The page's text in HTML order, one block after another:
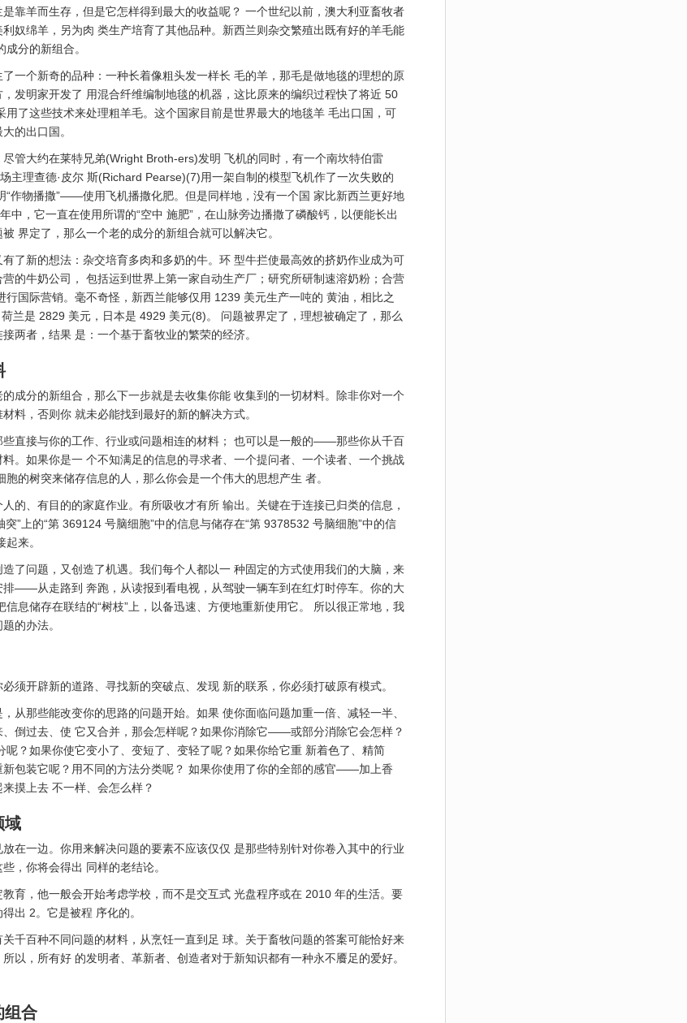
靠羊而生存，但是它怎样得到最大的收益呢？ 一个世纪以前，澳大利亚畜牧者
奴绵羊，另为肉 类生产培育了其他品种。新西兰则杂交繁殖出既有好的羊毛能
分的新组合。
一个新奇的品种：一种长着像粗头发一样长 毛的羊，那毛是做地毯的理想的原
发明家开发了 用混合纤维编制地毯的机器，这比原来的编织过程快了将近 50
用了这些技术来处理粗羊毛。这个国家目前是世界最大的地毯羊 毛出口国，可
的出口国。
管大约在莱特兄弟(Wright Broth-ers)发明 飞机的同时，有一个南坎特伯雷
主理查德·皮尔 斯(Richard Pearse)(7)用一架自制的模型飞机作了一次失败的
“作物播撒”——使用飞机播撒化肥。但是同样地，没有一个国 家比新西兰更好地
中，它一直在使用所谓的“空中 施肥”，在山脉旁边播撒了磷酸钙，以便能长出
界定了，那么一个老的成分的新组合就可以解决它。
了新的想法：杂交培育多肉和多奶的牛。环 型牛拦使最高效的挤奶作业成为可
的牛奶公司， 包括运到世界上第一家自动生产厂；研究所研制速溶奶粉；合营
行国际营销。毫不奇怪，新西兰能够仅用 1239 美元生产一吨的 黄油，相比之
兰是 2829 美元，日本是 4929 美元(8)。 问题被界定了，理想被确定了，那么
两者，结果 是：一个基于畜牧业的繁荣的经济。
成分的新组合，那么下一步就是去收集你能 收集到的一切材料。除非你对一个
料，否则你 就未必能找到最好的新的解决方式。
直接与你的工作、行业或问题相连的材料； 也可以是一般的——那些你从千百
。如果你是一 个不知满足的信息的寻求者、一个提问者、一个读者、一个挑战
的树突来储存信息的人，那么你会是一个伟大的思想产生 者。
的、有目的的家庭作业。有所吸收才有所 输出。关键在于连接已归类的信息，
”上的“第 369124 号脑细胞”中的信息与储存在“第 9378532 号脑细胞”中的信
来。
了问题，又创造了机遇。我们每个人都以一 种固定的方式使用我们的大脑，来
排——从走路到 奔跑，从读报到看电视，从驾驶一辆车到在红灯时停车。你的大
信息储存在联结的“树枝”上，以备迅速、方便地重新使用它。 所以很正常地，我
的办法。
须开辟新的道路、寻找新的突破点、发现 新的联系，你必须打破原有模式。
从那些能改变你的思路的问题开始。如果 使你面临问题加重一倍、减轻一半、
、倒过去、使 它又合并，那会怎样呢？如果你消除它——或部分消除它会怎样？
呢？如果你使它变小了、变短了、变轻了呢？如果你给它重 新着色了、精简
新包装它呢？用不同的方法分类呢？ 如果你使用了你的全部的感官——加上香
摸上去 不一样、会怎么样？
域
在一边。你用来解决问题的要素不应该仅仅 是那些特别针对你卷入其中的行业
，你将会得出 同样的老结论。
育，他一般会开始考虑学校，而不是交互式 光盘程序或在 2010 年的生活。要
出 2。它是被程 序化的。
千百种不同问题的材料，从烹饪一直到足 球。关于畜牧问题的答案可能恰好来
以，所有好 的发明者、革新者、创造者对于新知识都有一种永不餍足的爱好。
组合